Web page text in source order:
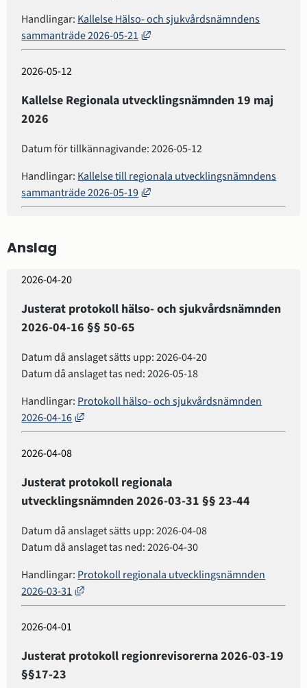
Handlingar: Kallelse Hälso- och sjukvårdsnämndens
sammanträde 2026-05-21
Länk till annan webbplats,
2026-05-12
Kallelse Regionala utvecklingsnämnden 19 maj
2026
Datum för tillkännagivande: 2026-05-12
Handlingar: Kallelse till regionala utvecklingsnämndens
sammanträde 2026-05-19
Länk till annan webbplats,
Anslag
2026-04-20
Justerat protokoll hälso- och sjukvårdsnämnden
2026-04-16 §§ 50-65
Datum då anslaget sätts upp: 2026-04-20
Datum då anslaget tas ned: 2026-05-18
Handlingar: Protokoll hälso- och sjukvårdsnämnden
2026-04-16
Länk till annan webbplats, öppnas i nytt fönster.
2026-04-08
Justerat protokoll regionala
utvecklingsnämnden 2026-03-31 §§ 23-44
Datum då anslaget sätts upp: 2026-04-08
Datum då anslaget tas ned: 2026-04-30
Handlingar: Protokoll regionala utvecklingsnämnden
2026-03-31
Länk till annan webbplats, öppnas i nytt fönster.
2026-04-01
Justerat protokoll regionrevisorerna 2026-03-19
§§17-23